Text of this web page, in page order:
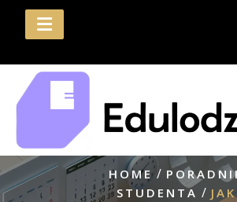
Skip
HOME /
STUDENTA / JAK